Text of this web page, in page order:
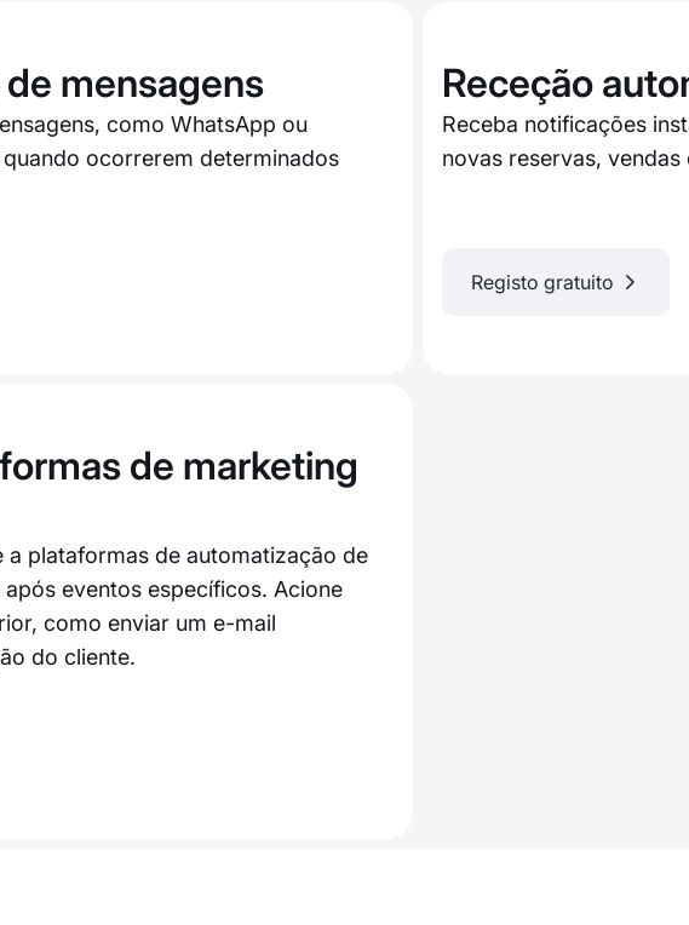
mensagens
como WhatsApp ou
ocorrerem determinados
Receção
Receba notificações
novas reservas,
Registo gratuito
de marketing
a plataformas de automatização de
eventos específicos. Acione
como enviar um e-mail
do cliente.